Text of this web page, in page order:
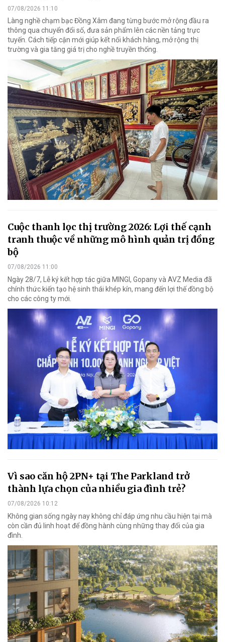
07/08/2026 11:10
Làng nghề chạm bạc Đồng Xâm đang từng bước mở rộng đầu ra
thông qua chuyển đổi số, đưa sản phẩm lên các nền tảng trực
tuyến. Cách tiếp cận mới giúp kết nối khách hàng, mở rộng thị
trường và gia tăng giá trị cho nghề truyền thống.
Cuộc thanh lọc thị trường 2026: Lợi thế cạnh
tranh thuộc về những mô hình quản trị đồng
bộ
07/08/2026 11:00
Ngày 28/7, Lễ ký kết hợp tác giữa MINGI, Gopany và AVZ Media đã
chính thức kiến tạo hệ sinh thái khép kín, mang đến lợi thế đồng bộ
cho các công ty mới.
Vì sao căn hộ 2PN+ tại The Parkland trở
thành lựa chọn của nhiều gia đình trẻ?
07/08/2026 10:12
Không gian sống ngày nay không chỉ đáp ứng nhu cầu hiện tại mà
còn cần đủ linh hoạt để đồng hành cùng những thay đổi của gia
đình.